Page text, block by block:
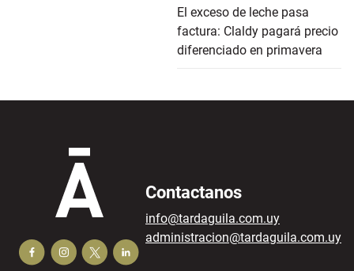
El exceso de leche pasa
factura: Claldy pagará precio
diferenciado en primavera
Contactanos
info@tardaguila.com.uy
administracion@tardaguila.com.uy